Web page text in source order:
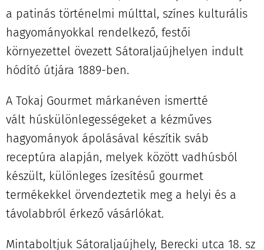
a patinás történelmi múlttal, színes kulturális
hagyományokkal rendelkező, festői
környezettel övezett Sátoraljaújhelyen indult
hódító útjára 1889-ben.
A Tokaj Gourmet márkanéven ismertté
vált húskülönlegességeket a kézműves
hagyományok ápolásával készítik sváb
receptúra alapján, melyek között vadhúsból
készült, különleges ízesítésű gourmet
termékekkel örvendeztetik meg a helyi és a
távolabbról érkező vásárlókat.
Mintaboltjuk Sátoraljaújhely, Berecki utca 18. sz